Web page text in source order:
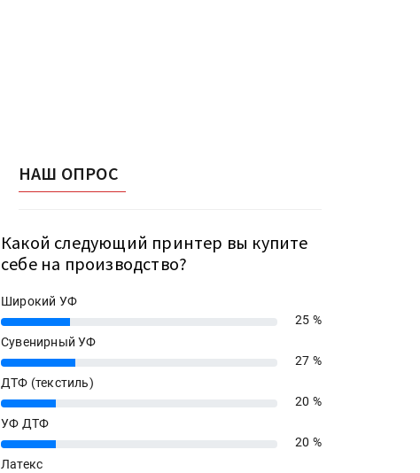
НАШ ОПРОС
Какой следующий принтер вы купите
себе на производство?
Широкий УФ
25%
25 %
Сувенирный УФ
27%
27 %
ДТФ (текстиль)
20%
20 %
УФ ДТФ
20%
20 %
Латекс